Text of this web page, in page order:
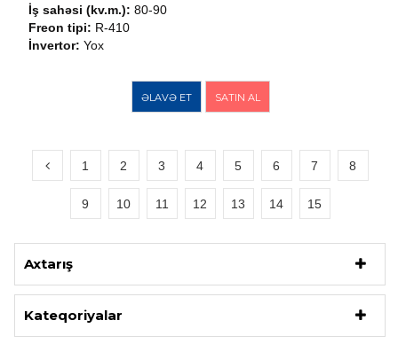
İş sahəsi (kv.m.): 80-90
Freon tipi: R-410
İnvertor: Yox
ƏLAVƏ ET SATIN AL
1 2 3 4 5 6 7 8
9 10 11 12 13 14 15
Axtarış
Kateqoriyalar